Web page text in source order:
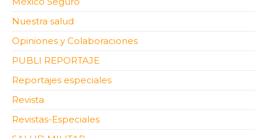
Nuestra salud
Opiniones y Colaboraciones
PUBLI REPORTAJE
Reportajes especiales
Revista
Revistas-Especiales